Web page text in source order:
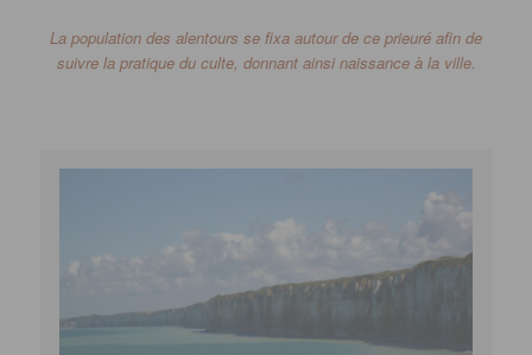
La population des alentours se fixa autour de ce prieuré afin de
suivre la pratique du culte, donnant ainsi naissance à la ville.